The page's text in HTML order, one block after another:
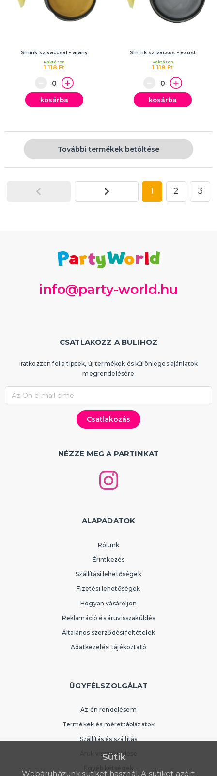
Smink szivaccsal - arany
1 118 Ft
Raktáron
kosárba
Smink szivacsos - ezüst
1 118 Ft
Raktáron
kosárba
További termékek betöltése
1 2 3
info@party-world.hu
CSATLAKOZZ A BULIHOZ
Iratkozzon fel a tippek, új termékek és különleges ajánlatok
megrendelésére
NÉZZE MEG A PARTINKAT
ALAPADATOK
Rólunk
Érintkezés
Szállítási lehetőségek
Fizetési lehetőségek
Hogyan vásároljon
Reklamáció és áruvisszaküldés
Általános szerződési feltételek
Adatkezelési tájékoztató
ÜGYFÉLSZOLGÁLAT
Az én rendelésem
Termékek és mérettáblázatok
Szállítás és szállítás
Áruk visszaküldése
Egyéb kétségek
Sütik
Webáruházunk sütiket használ. A sütiket azért